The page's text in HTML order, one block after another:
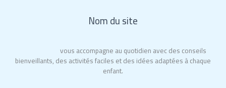
Nom du site
vous accompagne au quotidien avec des conseils
bienveillants, des activités faciles et des idées adaptées à chaque
enfant.